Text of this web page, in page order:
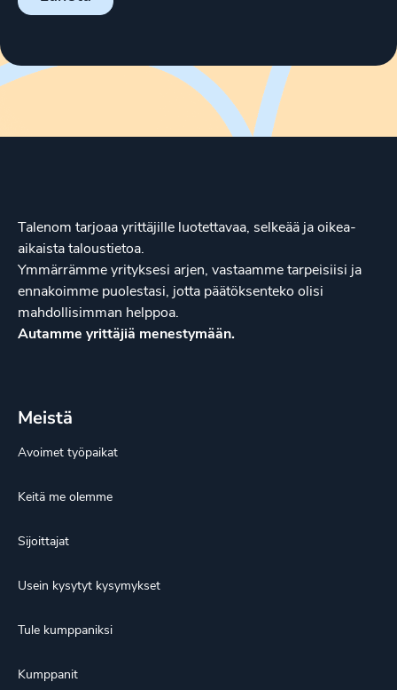
Talenom tarjoaa yrittäjille luotettavaa, selkeää ja oikea-
aikaista taloustietoa.
Ymmärrämme yrityksesi arjen, vastaamme tarpeisiisi ja
ennakoimme puolestasi, jotta päätöksenteko olisi
mahdollisimman helppoa.
Autamme yrittäjiä menestymään.
Meistä
Avoimet työpaikat
Keitä me olemme
Sijoittajat
Usein kysytyt kysymykset
Tule kumppaniksi
Kumppanit